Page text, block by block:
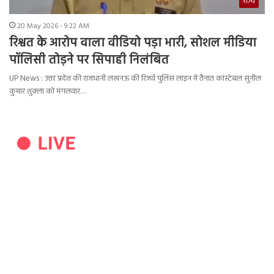
20 May 2026 - 9:22 AM
रिश्वत के आरोप वाला वीडियो पड़ा भारी, सोशल मीडिया
पॉलिसी तोड़ने पर सिपाही निलंबित
UP News : उत्तर प्रदेश की राजधानी लखनऊ की रिजर्व पुलिस लाइन में तैनात कांस्टेबल सुनील
कुमार शुक्ला को मंगलवार…